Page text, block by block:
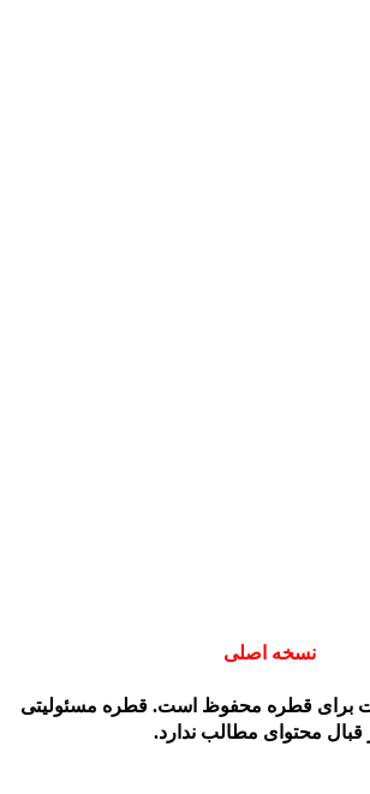
نسخه اصلی
قطره محفوظ است. قطره مسئولیتی
محتوای مطالب ندارد.